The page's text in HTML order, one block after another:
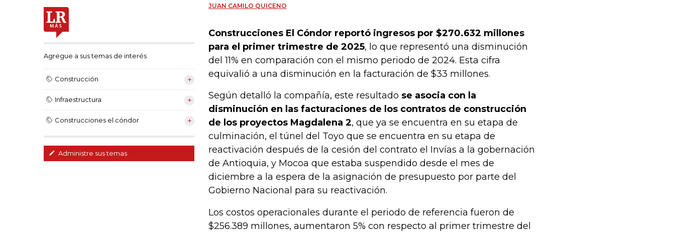
Agregue a sus temas de interés
Construcción
Infraestructura
Construcciones el cóndor
Administre sus temas
JUAN CAMILO QUICENO
Construcciones El Cóndor reportó ingresos por $270.632 millones
para el primer trimestre de 2025, lo que representó una disminución
del 11% en comparación con el mismo periodo de 2024. Esta cifra
equivalió a una disminución en la facturación de $33 millones.
Según detalló la compañía, este resultado se asocia con la
disminución en las facturaciones de los contratos de construcción
de los proyectos Magdalena 2, que ya se encuentra en su etapa de
culminación, el túnel del Toyo que se encuentra en su etapa de
reactivación después de la cesión del contrato el Invías a la gobernación
de Antioquia, y Mocoa que estaba suspendido desde el mes de
diciembre a la espera de la asignación de presupuesto por parte del
Gobierno Nacional para su reactivación.
Los costos operacionales durante el periodo de referencia fueron de
$256.389 millones, aumentaron 5% con respecto al primer trimestre del